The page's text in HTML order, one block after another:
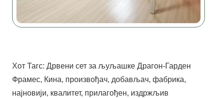
Хот Тагс: Дрвени сет за љуљашке Драгон-Гарден
Фрамес, Кина, произвођач, добављач, фабрика,
најновији, квалитет, прилагођен, издржљив